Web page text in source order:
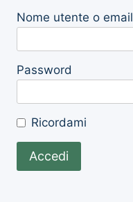
Nome utente o email
Password
Ricordami